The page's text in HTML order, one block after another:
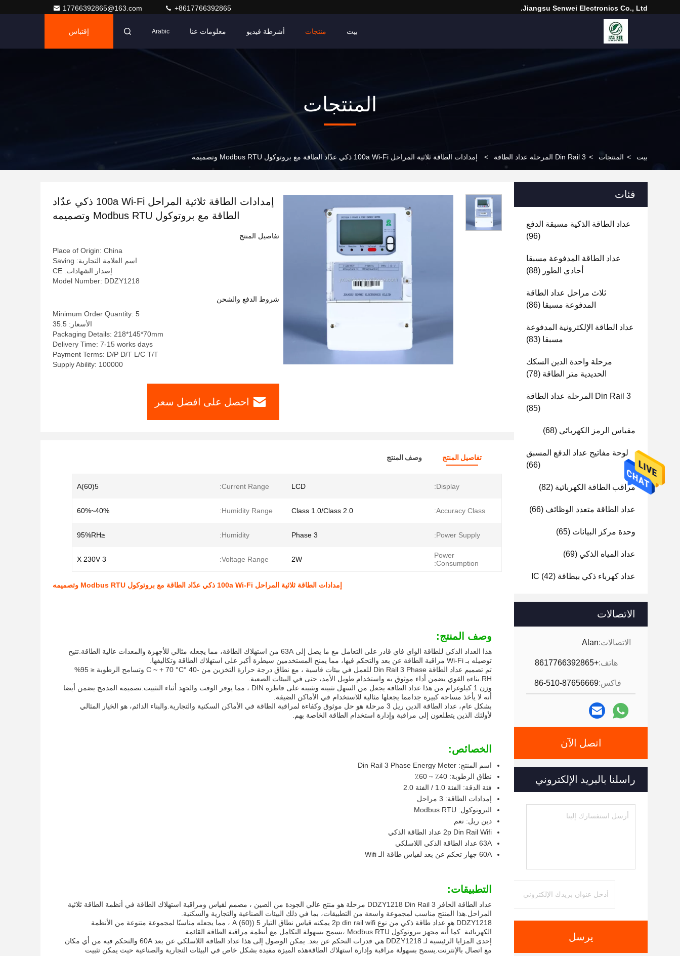
Jiangsu Senwei Electronics Co., Ltd.
17766392865@163.com +8617766392865
بيت منتجات أشرطة فيديو معلومات عنا Arabic إقتباس
المنتجات
بيت > المنتجات > Din Rail 3 المرحلة عداد الطاقة > إمدادات الطاقة ثلاثية المراحل 100a Wi-Fi ذكي عدّاد الطاقة مع بروتوكول Modbus RTU وتصميمه
فئات
عداد الطاقة الذكية مسبقة الدفع
(96)
عداد الطاقة المدفوعة مسبقا
أحادي الطور (88)
ثلاث مراحل عداد الطاقة
المدفوعة مسبقا (86)
عداد الطاقة الإلكترونية المدفوعة
مسبقا (83)
مرحلة واحدة الدين السكك
الحديدية متر الطاقة (78)
Din Rail 3 المرحلة عداد الطاقة
(85)
مقياس الرمز الكهربائي (68)
لوحة مفاتيح عداد الدفع المسبق
(66)
مراقب الطاقة الكهربائية (82)
عداد الطاقة متعدد الوظائف (66)
وحدة مركز البيانات (65)
عداد المياه الذكي (69)
عداد كهرباء ذكي ببطاقة IC (42)
الاتصالات
الاتصالات:Alan
هاتف:+8617766392865
فاكس:86-510-87656669
اتصل الآن
راسلنا بالبريد الإلكتروني
يرسل
إمدادات الطاقة ثلاثية المراحل 100a Wi-Fi ذكي عدّاد
الطاقة مع بروتوكول Modbus RTU وتصميمه
تفاصيل المنتج
Place of Origin: China
اسم العلامة التجارية: Saving
إصدار الشهادات: CE
Model Number: DDZY1218
شروط الدفع والشحن
Minimum Order Quantity: 5
الأسعار: 35.5
Packaging Details: 218*145*70mm
Delivery Time: 7-15 works days
Payment Terms: D/P D/T L/C T/T
Supply Ability: 100000
احصل على افضل سعر
تفاصيل المنتج وصف المنتج
Display:
LCD
Current Range:
5(60)A
Accuracy Class:
Class 1.0/Class 2.0
Humidity Range:
40%~60%
Power Supply:
3 Phase
Humidity:
≤95%RH
Power
Consumption:
2W
Voltage Range:
3 X 230V
إمدادات الطاقة ثلاثية المراحل 100a Wi-Fi ذكي عدّاد الطاقة مع بروتوكول Modbus RTU وتصميمه
وصف المنتج:
هذا العداد الذكي للطاقة الواي فاي قادر على التعامل مع ما يصل إلى 63A من استهلاك الطاقة، مما يجعله مثالي للأجهزة والمعدات عالية الطاقة.تتيح
توصيله بـ Wi-Fi مراقبة الطاقة عن بعد والتحكم فيها، مما يمنح المستخدمين سيطرة أكبر على استهلاك الطاقة وتكاليفها.
تم تصميم عداد الطاقة Din Rail 3 Phase للعمل في بيئات قاسية ، مع نطاق درجة حرارة التخزين من -40 °C ~ + 70 °C وتسامح الرطوبة ≤ 95%
RH.بناءه القوي يضمن أداء موثوق به واستخدام طويل الأمد، حتى في البيئات الصعبة.
وزن 1 كيلوغرام من هذا عداد الطاقة يجعل من السهل تثبيته وتثبيته على قاطرة DIN ، مما يوفر الوقت والجهد أثناء التثبيت.تصميمه المدمج يضمن أيضا
أنه لا يأخذ مساحة كبيرة جدامما يجعلها مثالية للاستخدام في الأماكن الضيقة.
بشكل عام، عداد الطاقة الدين ريل 3 مرحلة هو حل موثوق وكفاءة لمراقبة الطاقة في الأماكن السكنية والتجارية.والبناء الدائم، هو الخيار المثالي
لأولئك الذين يتطلعون إلى مراقبة وإدارة استخدام الطاقة الخاصة بهم.
الخصائص:
اسم المنتج: Din Rail 3 Phase Energy Meter
نطاق الرطوبة: 40٪ ~ 60٪
فئة الدقة: الفئة 1.0 / الفئة 2.0
إمدادات الطاقة: 3 مراحل
البروتوكول: Modbus RTU
دين ريل: نعم
2p Din Rail Wifi عداد الطاقة الذكي
63A عداد الطاقة الذكي اللاسلكي
60A جهاز تحكم عن بعد لقياس طاقة الـ Wifi
التطبيقات:
عداد الطاقة الحافز DDZY1218 Din Rail 3 مرحلة هو منتج عالي الجودة من الصين ، مصمم لقياس ومراقبة استهلاك الطاقة في أنظمة الطاقة ثلاثية
المراحل.هذا المنتج مناسب لمجموعة واسعة من التطبيقات، بما في ذلك البيئات الصناعية والتجارية والسكنية.
DDZY1218 هو عداد طاقة ذكي من نوع 2p din rail wifi يمكنه قياس نطاق التيار 5 ((60) A ، مما يجعله مناسبًا لمجموعة متنوعة من الأنظمة
الكهربائية. كما أنه مجهز ببروتوكول Modbus RTU ،يسمح بسهولة التكامل مع أنظمة مراقبة الطاقة القائمة.
إحدى المزايا الرئيسية لـ DDZY1218 هي قدرات التحكم عن بعد. يمكن الوصول إلى هذا عداد الطاقة اللاسلكي عن بعد 60A والتحكم فيه من أي مكان
مع اتصال بالإنترنت.يسمح بسهولة مراقبة وإدارة استهلاك الطاقةهذه الميزة مفيدة بشكل خاص في البيئات التجارية والصناعية حيث يمكن تثبيت